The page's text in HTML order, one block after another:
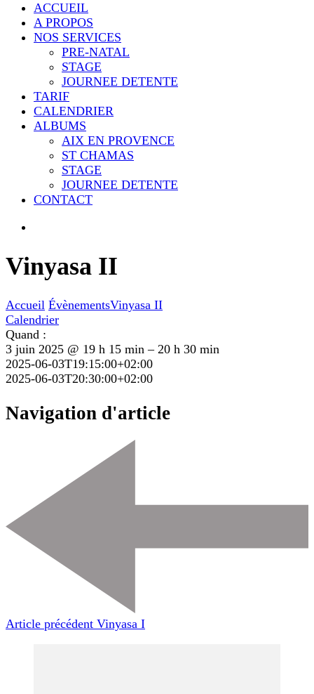
ACCUEIL
A PROPOS
NOS SERVICES
PRE-NATAL
STAGE
JOURNEE DETENTE
TARIF
CALENDRIER
ALBUMS
AIX EN PROVENCE
ST CHAMAS
STAGE
JOURNEE DETENTE
CONTACT
Vinyasa II
Accueil ÉvènementsVinyasa II
Calendrier
Quand :
3 juin 2025 @ 19 h 15 min – 20 h 30 min
2025-06-03T19:15:00+02:00
2025-06-03T20:30:00+02:00
Navigation d'article
Article précédent Vinyasa I